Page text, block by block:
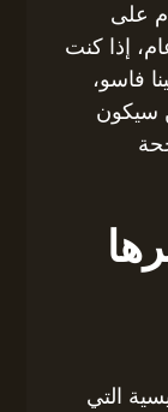
على
إذا كنت
فاسو،
سيكون
التي